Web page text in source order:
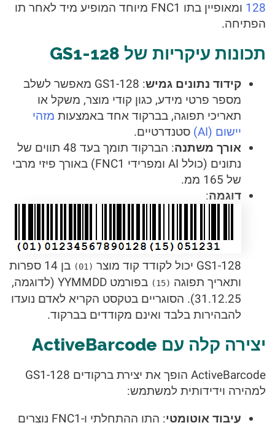
128
ומאופיין בתו FNC1 מיוחד המופיע מיד לאחר תו
הפתיחה.
תכונות עיקריות של GS1-128
קידוד נתונים גמיש
: GS1-128 מאפשר לשלב
מספר פרטי מידע, כגון קודי מוצר, משקל או
תאריכי תפוגה, בברקוד אחד באמצעות מזהי
יישום (AI)
סטנדרטיים.
אורך משתנה
: הברקוד תומך בעד 48 תווים של
נתונים (כולל AI ומפרידי FNC1) באורך פיזי מרבי
של 165 ממ.
דוגמה:
GS1-128 יכול לקודד קוד מוצר (01)
בן 14 ספרות
ותאריך תפוגה (15)
בפורמט YYMMDD (לדוגמה,
31.12.25). הסוגריים בטקסט הקריא לאדם נועדו
להבהירות בלבד ואינם מקודדים בברקוד.
יצירה קלה עם ActiveBarcode
ActiveBarcode הופך את יצירת ברקודים GS1-128
למהירה וידידותית למשתמש:
עיבוד אוטומטי
: התו ההתחלתי ו-FNC1 נוצרים